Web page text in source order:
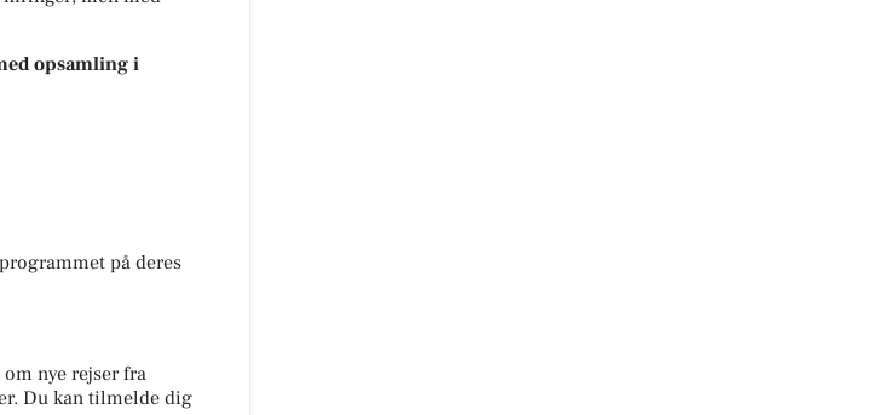
opsamling i
på deres
nye rejser fra
Du kan tilmelde dig